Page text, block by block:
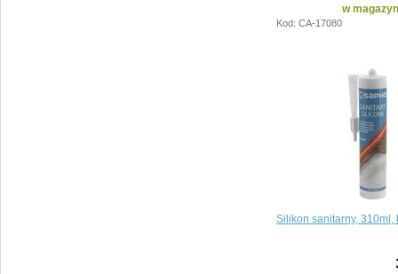
w
Kod: CA-17080
Silikon sanitarny, 310ml,